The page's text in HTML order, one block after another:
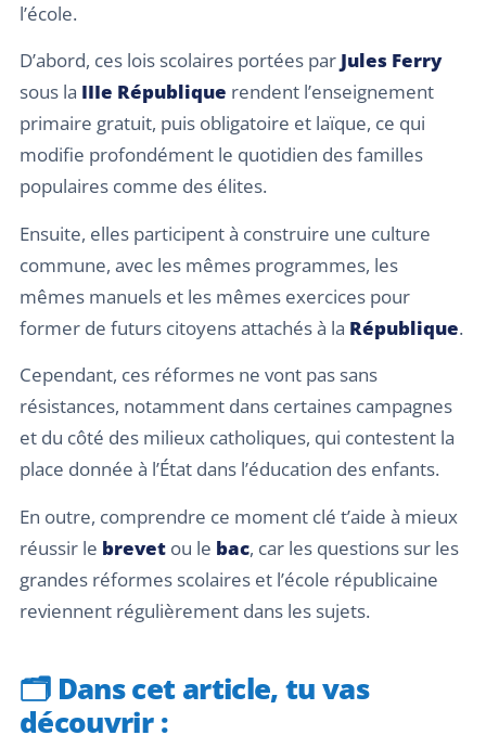
l’école.
D’abord, ces lois scolaires portées par Jules Ferry
sous la IIIe République rendent l’enseignement
primaire gratuit, puis obligatoire et laïque, ce qui
modifie profondément le quotidien des familles
populaires comme des élites.
Ensuite, elles participent à construire une culture
commune, avec les mêmes programmes, les
mêmes manuels et les mêmes exercices pour
former de futurs citoyens attachés à la République.
Cependant, ces réformes ne vont pas sans
résistances, notamment dans certaines campagnes
et du côté des milieux catholiques, qui contestent la
place donnée à l’État dans l’éducation des enfants.
En outre, comprendre ce moment clé t’aide à mieux
réussir le brevet ou le bac, car les questions sur les
grandes réformes scolaires et l’école républicaine
reviennent régulièrement dans les sujets.
🗂️ Dans cet article, tu vas
découvrir :